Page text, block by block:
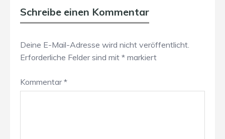
Schreibe einen Kommentar
Deine E-Mail-Adresse wird nicht veröffentlicht.
Erforderliche Felder sind mit * markiert
Kommentar*